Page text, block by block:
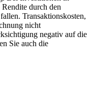
durch den
Transaktionskosten,
nicht
negativ auf die
Sie auch die